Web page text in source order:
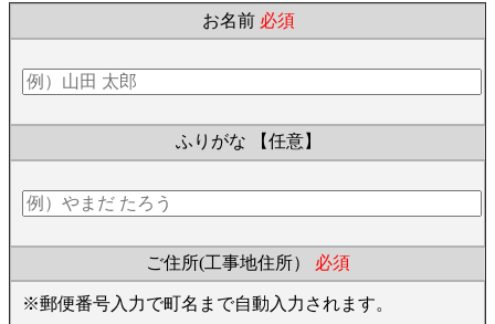
お名前 必須
ふりがな 【任意】
ご住所(工事地住所） 必須
※郵便番号入力で町名まで自動入力されます。